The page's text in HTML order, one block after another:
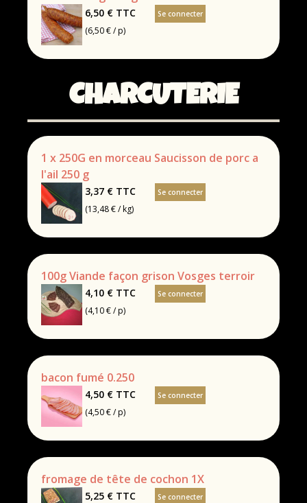
6,50 € TTC
(6,50 € / p)
Se connecter
CHARCUTERIE
1 x 250G en morceau Saucisson de porc a
l'ail 250 g
3,37 € TTC
(13,48 € / kg)
Se connecter
100g Viande façon grison Vosges terroir
4,10 € TTC
(4,10 € / p)
Se connecter
bacon fumé 0.250
4,50 € TTC
(4,50 € / p)
Se connecter
fromage de tête de cochon 1X
5,25 € TTC Se connecter